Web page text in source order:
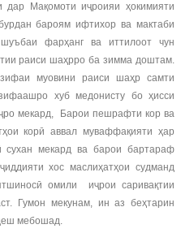
Мақомоти иҷроияи ҳокимияти
бароям ифтихор ва мактаби
фарҳанг ва иттилоот чун
раиси шаҳрро ба зимма доштам.
муовини раиси шаҳр самти
хуб медонисту бо ҳисси
мекард, Барои пешрафти кор ва
корӣ аввал муваффақияти ҳар
сухан мекард ва барои бартараф
хос маслиҳатҳои судманд
омили иҷрои саривақтии
Гумон мекунам, ин аз беҳтарин
мебошад.